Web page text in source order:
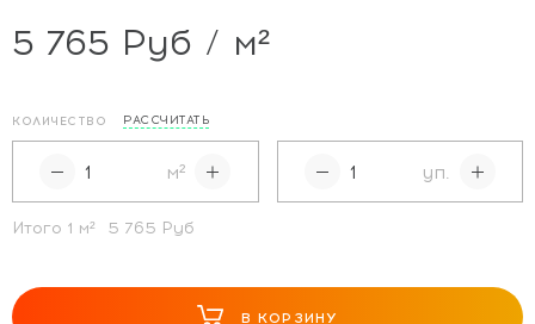
5 765 Руб / м²
КОЛИЧЕСТВО РАССЧИТАТЬ
м² уп.
Итого 1 м² 5 765 Руб
В КОРЗИНУ